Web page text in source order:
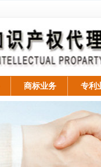
商标业务 专利